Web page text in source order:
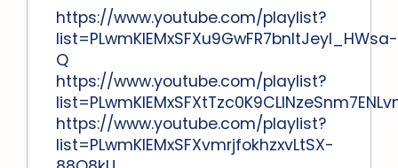
https://www.youtube.com/playlist?
list=PLwmKlEMxSFXu9GwFR7bnltJeyl_HWsa-
Q
https://www.youtube.com/playlist?
https://www.youtube.com/playlist?
list=PLwmKlEMxSFXvmrjfokhzxvLtSX-